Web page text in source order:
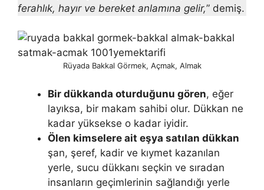
ferahlık, hayır ve bereket anlamına gelir,” demiş.
Rüyada Bakkal Görmek, Açmak, Almak
Bir dükkanda oturduğunu gören, eğer
layıksa, bir makam sahibi olur. Dükkan ne
kadar yüksekse o kadar iyidir.
Ölen kimselere ait eşya satılan dükkan
şan, şeref, kadir ve kıymet ka­zanılan
yerle, sucu dükkanı seçkin ve sıradan
insanların geçimlerinin sağ­landığı yerle